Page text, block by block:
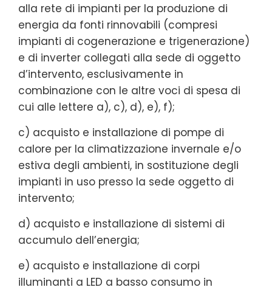
alla rete di impianti per la produzione di
energia da fonti rinnovabili (compresi
impianti di cogenerazione e trigenerazione)
e di inverter collegati alla sede di oggetto
d’intervento, esclusivamente in
combinazione con le altre voci di spesa di
cui alle lettere a), c), d), e), f);
c) acquisto e installazione di pompe di
calore per la climatizzazione invernale e/o
estiva degli ambienti, in sostituzione degli
impianti in uso presso la sede oggetto di
intervento;
d) acquisto e installazione di sistemi di
accumulo dell’energia;
e) acquisto e installazione di corpi
illuminanti a LED a basso consumo in